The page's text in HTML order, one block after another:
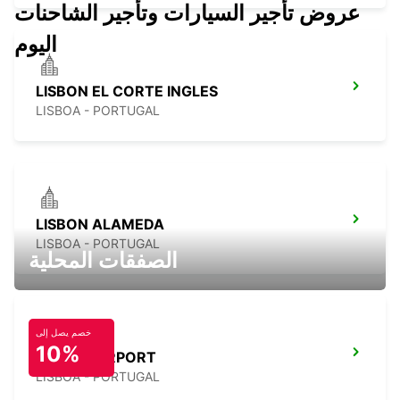
LISBON EL CORTE INGLES
LISBOA - PORTUGAL
LISBON ALAMEDA
LISBOA - PORTUGAL
LISBON AIRPORT
LISBOA - PORTUGAL
عروض تأجير السيارات وتأجير الشاحنات
اليوم
الصفقات المحلية
خصم يصل إلى
10%